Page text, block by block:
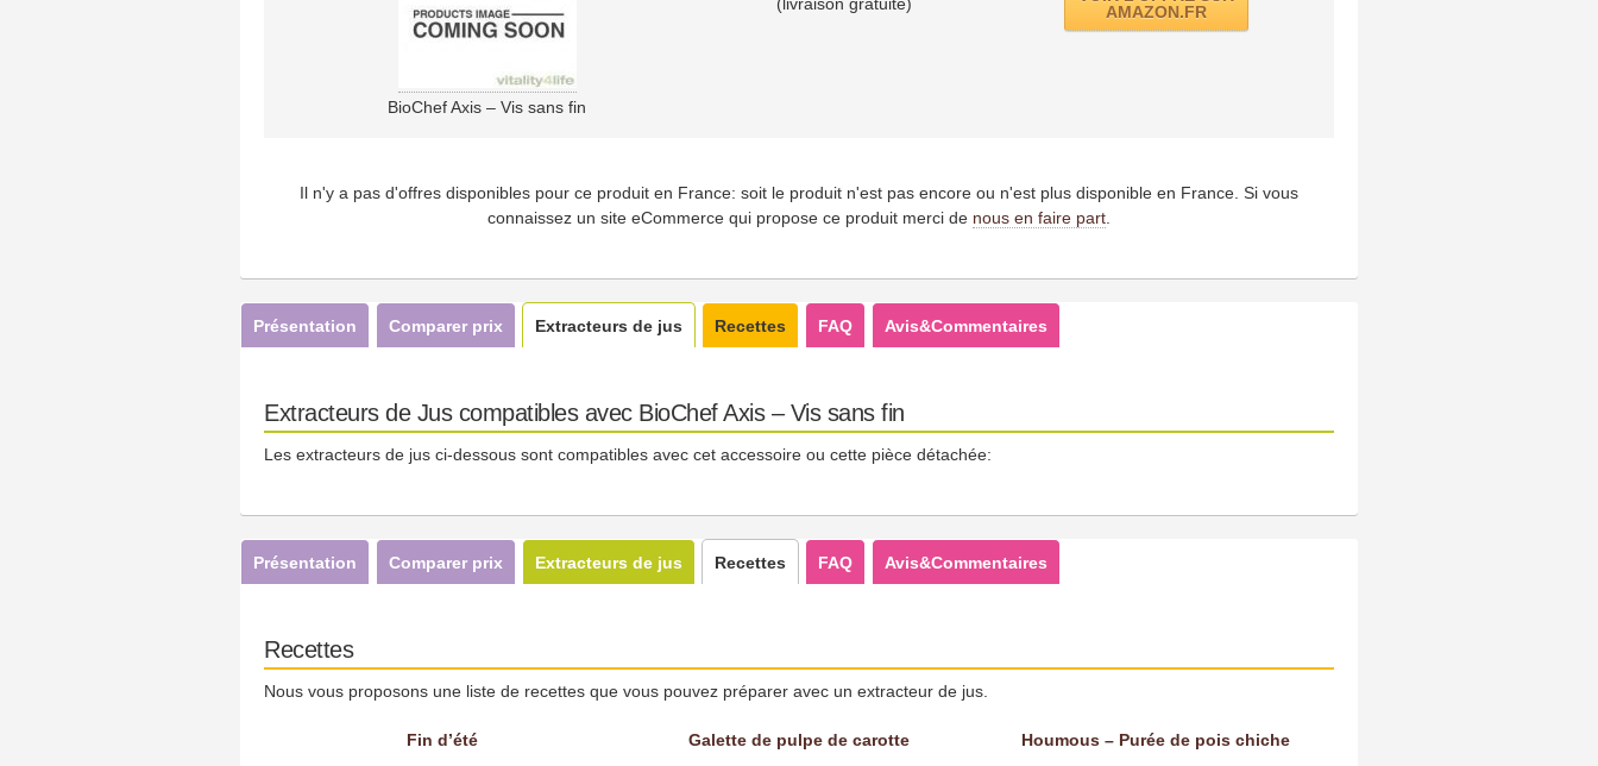
BioChef Axis – Vis sans fin
AMAZON.FR
Il n'y a pas d'offres disponibles pour ce produit en France: soit le produit n'est pas encore ou n'est plus disponible en France. Si vous
connaissez un site eCommerce qui propose ce produit merci de nous en faire part
Présentation Comparer prix Extracteurs de jus Recettes FAQ Avis&Commentaires
Extracteurs de Jus compatibles avec BioChef Axis – Vis sans fin
Les extracteurs de jus ci-dessous sont compatibles avec cet accessoire ou cette pièce détachée:
Présentation Comparer prix Extracteurs de jus Recettes FAQ Avis&Commentaires
Recettes
Nous vous proposons une liste de recettes que vous pouvez préparer avec un extracteur de jus.
Fin d’été Galette de pulpe de carotte Houmous – Purée de pois chiche